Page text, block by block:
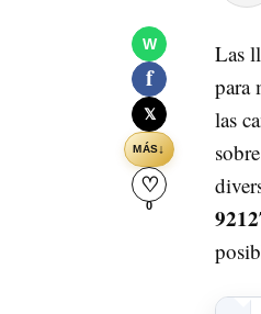
W
f
𝕏
MÁS↓
♡
0
Las
para
las